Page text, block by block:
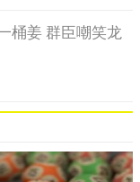
桶姜 群臣嘲笑龙